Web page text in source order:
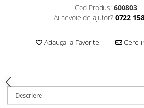
Decoratiuni interioare
Accesorii decorative
Accesorii pentru servire
Textile pentru casa
Cod Produs: 600803
Ai nevoie de ajutor? 0722
Adauga la Favorite Cere
Descriere